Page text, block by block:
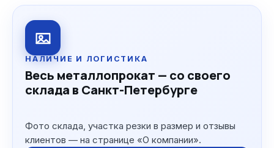
НАЛИЧИЕ И ЛОГИСТИКА
Весь металлопрокат — со своего
склада в Санкт-Петербурге
Фото склада, участка резки в размер и отзывы
клиентов — на странице «О компании».